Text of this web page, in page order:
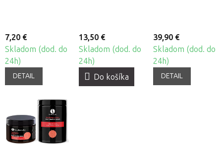
7,20 €
Skladom (dod. do
24h)
DETAIL
13,50 €
Skladom (dod. do
24h)
Do košíka
39,90 €
Skladom (dod. do
24h)
DETAIL